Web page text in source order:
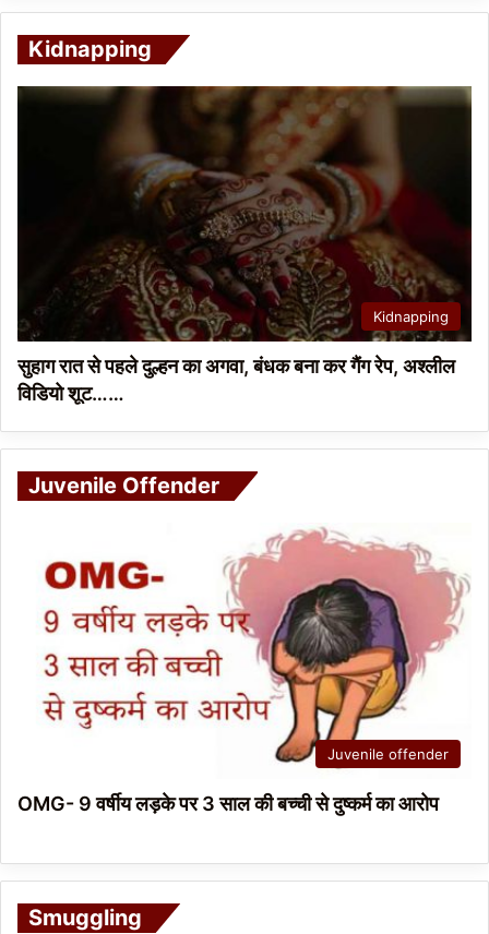
Kidnapping
Kidnapping
सुहाग रात से पहले दुल्हन का अगवा, बंधक बना कर गैंग रेप, अश्लील
विडियो शूट……
Juvenile Offender
Juvenile offender
OMG- 9 वर्षीय लड़के पर 3 साल की बच्ची से दुष्कर्म का आरोप
Smuggling